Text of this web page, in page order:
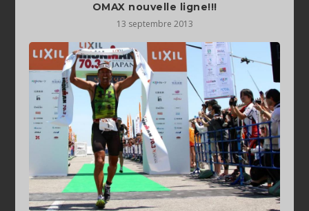
OMAX nouvelle ligne!!!
13 septembre 2013